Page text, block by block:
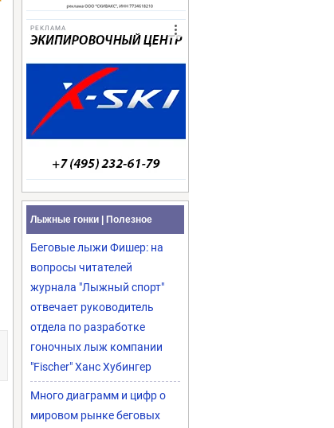
РЕКЛАМА
Лыжные гонки | Полезное
Беговые лыжи Фишер: на
вопросы читателей
журнала "Лыжный спорт"
отвечает руководитель
отдела по разработке
гоночных лыж компании
"Fischer" Ханс Хубингер
Много диаграмм и цифр о
мировом рынке беговых